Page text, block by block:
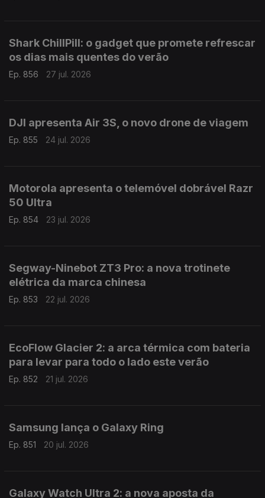
Shark ChillPill: o gadget que promete refrescar
os dias mais quentes do verão
Ep. 856 27 jul. 2026
DJI apresenta Air 3S, o novo drone de viagem
Ep. 855 24 jul. 2026
Motorola apresenta o telemóvel dobrável Razr
50 Ultra
Ep. 854 23 jul. 2026
Segway-Ninebot ZT3 Pro: a nova trotinete
elétrica da marca chinesa
Ep. 853 22 jul. 2026
EcoFlow Glacier 2: a arca térmica com bateria
para levar para todo o lado este verão
Ep. 852 21 jul. 2026
Samsung lança o Galaxy Ring
Ep. 851 20 jul. 2026
Galaxy Watch Ultra 2: a nova aposta da